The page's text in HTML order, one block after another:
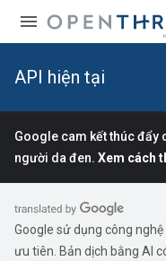
API hiện tại
Google cam kết thúc đẩy
người da đen. Xem cách
Google sử dụng công
ưu tiên. Bản dịch bằng AI